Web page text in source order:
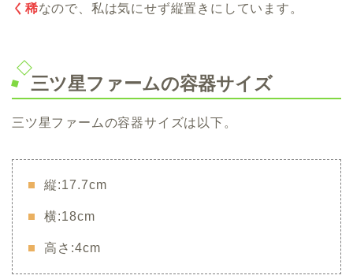
く稀なので、私は気にせず縦置きにしています。
三ツ星ファームの容器サイズ
三ツ星ファームの容器サイズは以下。
縦:17.7cm
横:18cm
高さ:4cm